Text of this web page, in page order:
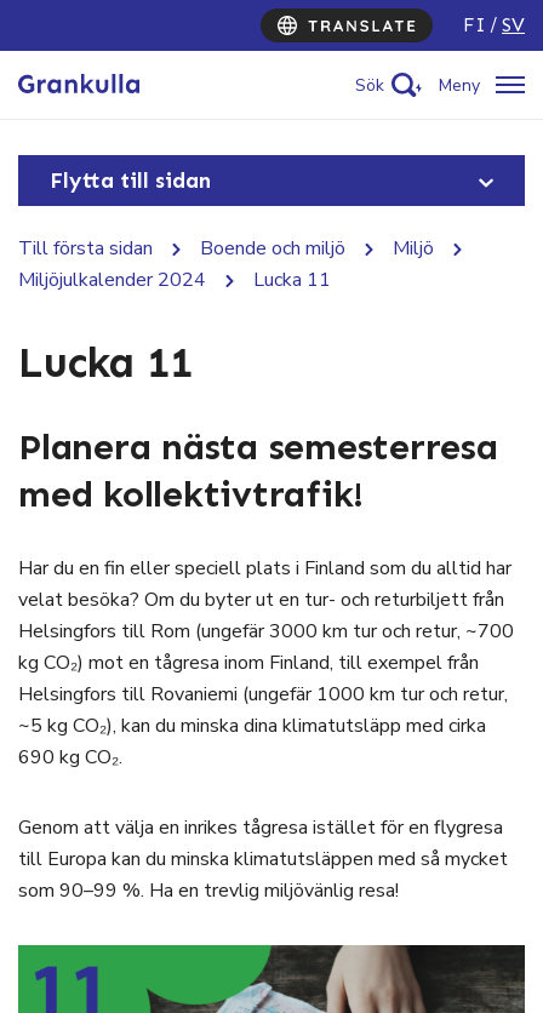
FI SV
Sök Meny
Flytta till sidan
Till första sidan Boende och miljö
Miljö
Miljöjulkalender 2024
Lucka 11
Lucka 11
Planera nästa semesterresa
med kollektivtrafik!
Har du en fin eller speciell plats i Finland som du alltid har
velat besöka? Om du byter ut en tur- och returbiljett från
Helsingfors till Rom (ungefär 3000 km tur och retur, ~700
kg CO₂) mot en tågresa inom Finland, till exempel från
Helsingfors till Rovaniemi (ungefär 1000 km tur och retur,
~5 kg CO₂), kan du minska dina klimatutsläpp med cirka
690 kg CO₂.
Genom att välja en inrikes tågresa istället för en flygresa
till Europa kan du minska klimatutsläppen med så mycket
som 90–99 %. Ha en trevlig miljövänlig resa!